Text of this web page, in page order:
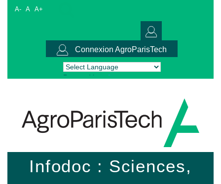
A- A A+
Connexion AgroParisTech
Powered by Translate
Infodoc : Sciences,